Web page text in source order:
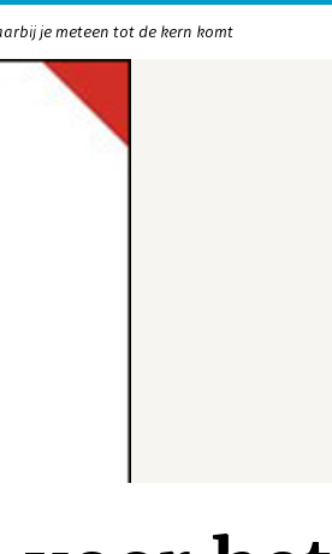
je meteen tot de kern komt
Personen